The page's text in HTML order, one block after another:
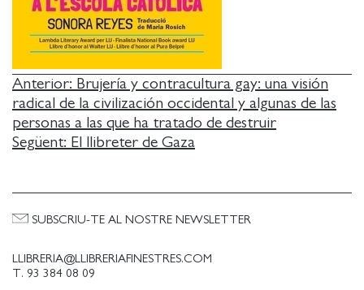
NAVEGACIÓ
D'ENTRADES
Anterior: Brujería y contracultura gay: una visión
radical de la civilización occidental y algunas de las
personas a las que ha tratado de destruir
Següent: El llibreter de Gaza
LLIBRERIA@LLIBRERIAFINESTRES.COM
T. 93 384 08 09
SUBSCRIU-TE AL NOSTRE NEWSLETTER